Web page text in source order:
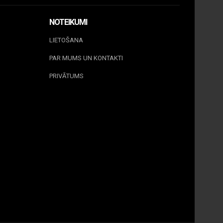
NOTEIKUMI
LIETOŠANA
PAR MUMS UN KONTAKTI
PRIVĀTUMS